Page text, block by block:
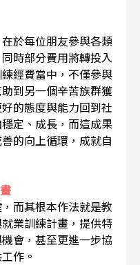
於每位朋友參與各類
時部分費用將轉投入
經費當中，不僅參與
到另一個辛苦族群獲
的態度與能力回到社
定、成長，而這成果
的向上循環，成就自
而其根本作法就是教
業訓練計畫，提供特
會，甚至更進一步協
作。